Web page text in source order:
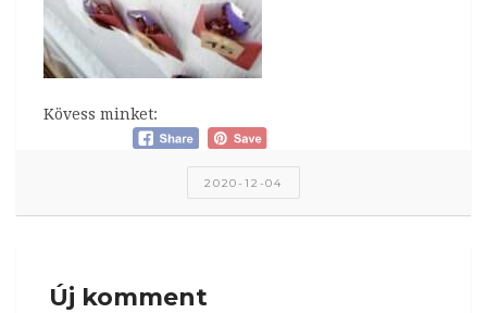
Kövess minket:
2020-12-04
Új komment